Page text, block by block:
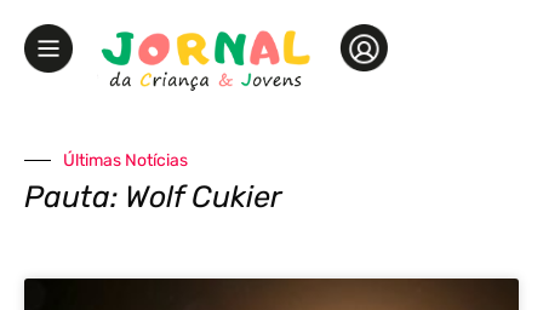
Últimas Notícias
Pauta: Wolf Cukier